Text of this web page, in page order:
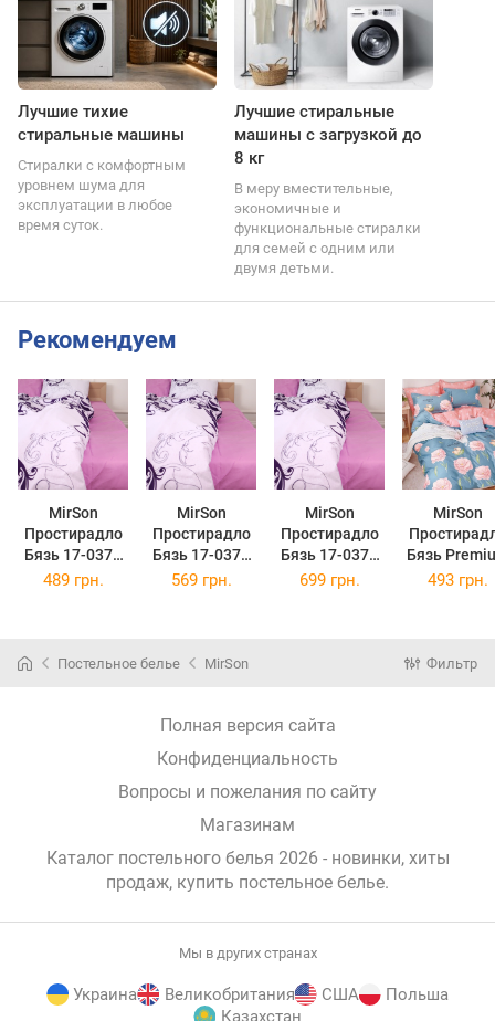
Лучшие тихие
стиральные машины
Стиралки с комфортным
уровнем шума для
эксплуатации в любое
время суток.
Лучшие стиральные
машины с загрузкой до
8 кг
В меру вместительные,
экономичные и
функциональные стиралки
для семей с одним или
двумя детьми.
Рекомендуем
MirSon
Простирадло
Бязь 17-0378
Toulouse 150 х
MirSon
Простирадло
Бязь 17-0378
Toulouse 200 х
MirSon
Простирадло
Бязь 17-0378
Toulouse 220 х
MirSon
Бязь
17-0383
489 грн. 569 грн. 699 грн. 493 грн.
Постельное белье MirSon Фильтр
Полная версия сайта
Конфиденциальность
Вопросы и пожелания по сайту
Магазинам
Каталог постельного белья 2026 - новинки, хиты
продаж, купить постельное белье.
Мы в других странах
Украина Великобритания США
Польша
Казахстан